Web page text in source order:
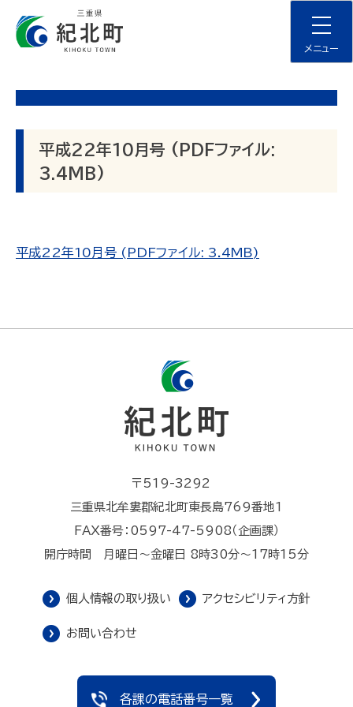
content
メニュー
平成22年10月号 (PDFファイル:
3.4MB)
平成22年10月号 (PDFファイル: 3.4MB)
〒519-3292
三重県北牟婁郡紀北町東長島769番地1
FAX番号：0597-47-5908（企画課）
開庁時間 月曜日～金曜日 8時30分～17時15分
個人情報の取り扱い アクセシビリティ方針
お問い合わせ
各課の電話番号一覧